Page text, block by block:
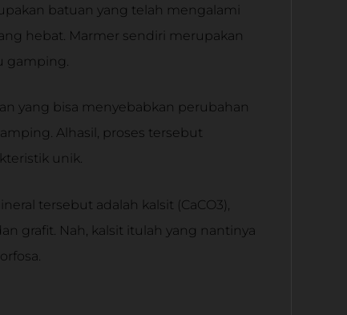
batuan yang telah mengalami
hebat. Marmer sendiri merupakan
gamping.
yang bisa menyebabkan perubahan
Alhasil, proses tersebut
unik.
tersebut adalah kalsit (CaCO 3),
grafit. Nah, kalsit itulah yang nantinya